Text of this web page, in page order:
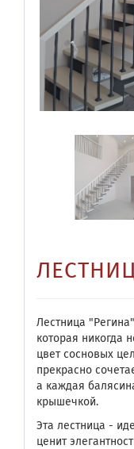
Лестница
которая никогда
цвет сосновых
прекрасно
а каждая
крышечкой.
Эта лестница -
ценит